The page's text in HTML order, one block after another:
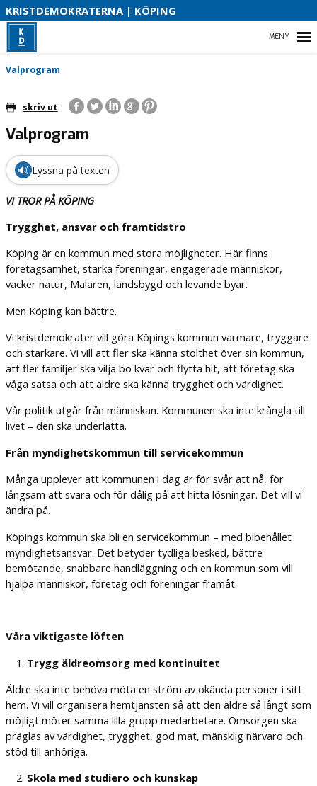
KRISTDEMOKRATERNA | KÖPING
HEM
VALPROGRAM
VÅR VALSEDEL
VÅR PARTIAVDELNING
KOMMUNALRÅDET
Valprogram
skriv ut
Valprogram
🔊 Lyssna på texten
VI TROR PÅ KÖPING
Trygghet, ansvar och framtidstro
Köping är en kommun med stora möjligheter. Här finns
företagsamhet, starka föreningar, engagerade människor,
vacker natur, Mälaren, landsbygd och levande byar.
Men Köping kan bättre.
Vi kristdemokrater vill göra Köpings kommun varmare, tryggare
och starkare. Vi vill att fler ska känna stolthet över sin kommun,
att fler familjer ska vilja bo kvar och flytta hit, att företag ska
våga satsa och att äldre ska känna trygghet och värdighet.
Vår politik utgår från människan. Kommunen ska inte krångla till
livet – den ska underlätta.
Från myndighetskommun till servicekommun
Många upplever att kommunen i dag är för svår att nå, för
långsam att svara och för dålig på att hitta lösningar. Det vill vi
ändra på.
Köpings kommun ska bli en servicekommun – med bibehållet
myndighetsansvar. Det betyder tydliga besked, bättre
bemötande, snabbare handläggning och en kommun som vill
hjälpa människor, företag och föreningar framåt.
Våra viktigaste löften
Trygg äldreomsorg med kontinuitet
Äldre ska inte behöva möta en ström av okända personer i sitt
hem. Vi vill organisera hemtjänsten så att den äldre så långt som
möjligt möter samma lilla grupp medarbetare. Omsorgen ska
präglas av värdighet, trygghet, god mat, mänsklig närvaro och
stöd till anhöriga.
Skola med studiero och kunskap